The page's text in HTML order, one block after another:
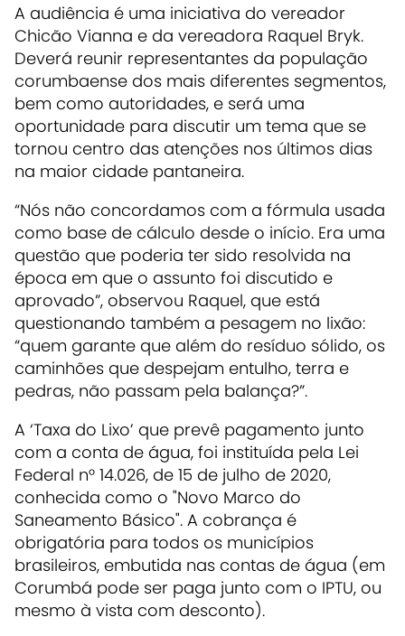
A audiência é uma iniciativa do vereador
Chicão Vianna e da vereadora Raquel Bryk.
Deverá reunir representantes da população
corumbaense dos mais diferentes segmentos,
bem como autoridades, e será uma
oportunidade para discutir um tema que se
tornou centro das atenções nos últimos dias
na maior cidade pantaneira.
“Nós não concordamos com a fórmula usada
como base de cálculo desde o início. Era uma
questão que poderia ter sido resolvida na
época em que o assunto foi discutido e
aprovado”, observou Raquel, que está
questionando também a pesagem no lixão:
“quem garante que além do resíduo sólido, os
caminhões que despejam entulho, terra e
pedras, não passam pela balança?”.
A ‘Taxa do Lixo’ que prevê pagamento junto
com a conta de água, foi instituída pela Lei
Federal n° 14.026, de 15 de julho de 2020,
conhecida como o "Novo Marco do
Saneamento Básico". A cobrança é
obrigatória para todos os municípios
brasileiros, embutida nas contas de água (em
Corumbá pode ser paga junto com o IPTU, ou
mesmo à vista com desconto).